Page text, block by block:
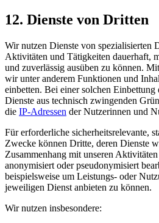
12. Dienste von Dritten
Wir nutzen Dienste von spezialisierten
Aktivitäten und Tätigkeiten dauerhaft,
und zuverlässig ausüben zu können.
wir unter anderem Funktionen und
einbetten. Bei einer solchen Einbettung
Dienste aus technisch zwingenden
die IP-Adressen der Nutzerinnen und
Für erforderliche sicherheitsrelevante,
Zwecke können Dritte, deren Dienste
Zusammenhang mit unseren
anonymisiert oder pseudonymisiert
beispielsweise um Leistungs- oder
jeweiligen Dienst anbieten zu können.
Wir nutzen insbesondere: